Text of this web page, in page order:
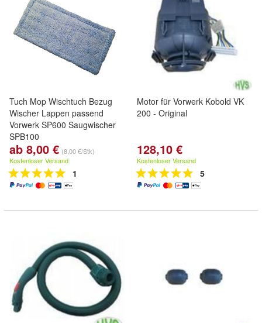
Tuch Mop Wischtuch Bezug
Wischer Lappen passend
Vorwerk SP600 Saugwischer
SPB100
ab 8,00 € (8,00 €/Stk)
Kostenloser Versand
1
Motor für Vorwerk Kobold VK
200 - Original
128,10 €
Kostenloser Versand
5